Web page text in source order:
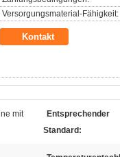
Versorgungsmaterial-Fähigkeit:
Kontakt
mit
Entsprechender
Standard: